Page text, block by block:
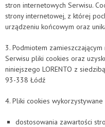
stron internetowych Serwisu.
strony internetowej, z której
urządzeniu końcowym oraz
3. Podmiotem
Serwisu pliki cookies oraz
niniejszego LORENTO z
93-338 Łódź
4. Pliki cookies wykorzystywane
dostosowania zawartości